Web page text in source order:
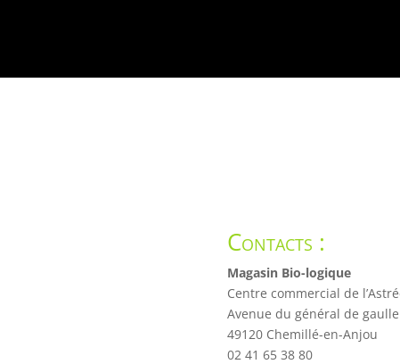
Contacts :
Magasin Bio-logique
Centre commercial de
Avenue du général de gaulle
49120 Chemillé-en-Anjou
02 41 65 38 80